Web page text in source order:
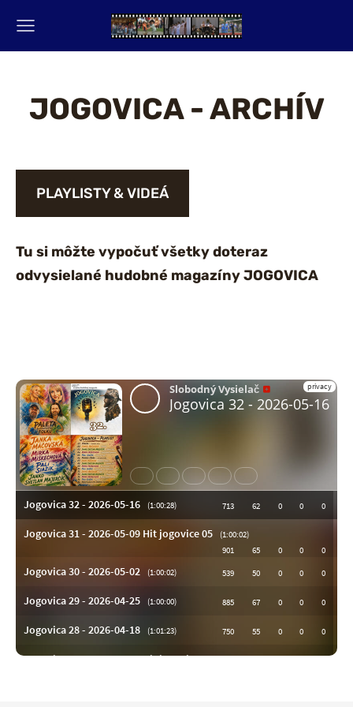
JOGOVICA - ARCHÍV
PLAYLISTY & VIDEÁ
Tu si môžte vypočuť všetky doteraz
odvysielané hudobné magazíny JOGOVICA